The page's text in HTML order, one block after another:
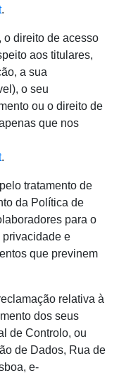
.
direito de acesso
aos titulares,
a sua
o seu
ou o direito de
que nos
.
tratamento de
da Política de
para o
privacidade e
que previnem
relativa à
dos seus
de Controlo, ou
de Dados, Rua de
e-